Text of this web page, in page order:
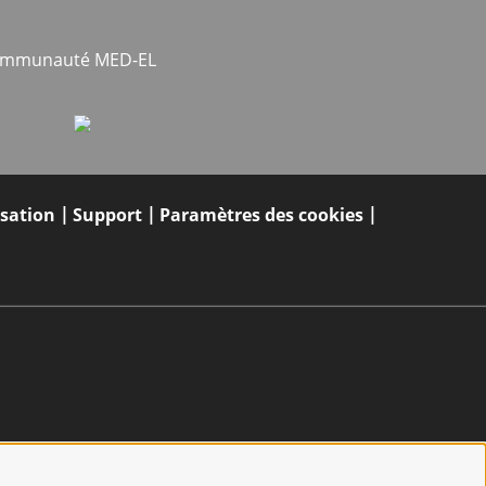
MED-EL
Support Paramètres des cookies